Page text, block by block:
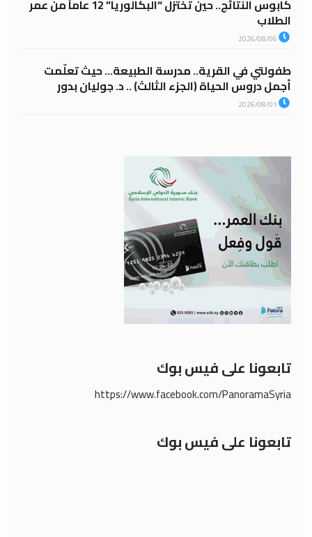
كابوس النتائج.. حين تختزل “البكالوريا” 12 عاماً من عمر
الطلاب
طفولتي في القرية.. مدرسة الطبيعة… حيث تعلّمت
أجمل دروس الحياة (الجزء الثالث) .. د. جوليان بدور
تابعونا على فيس بوك
https://www.facebook.com/PanoramaSyria
تابعونا على فيس بوك